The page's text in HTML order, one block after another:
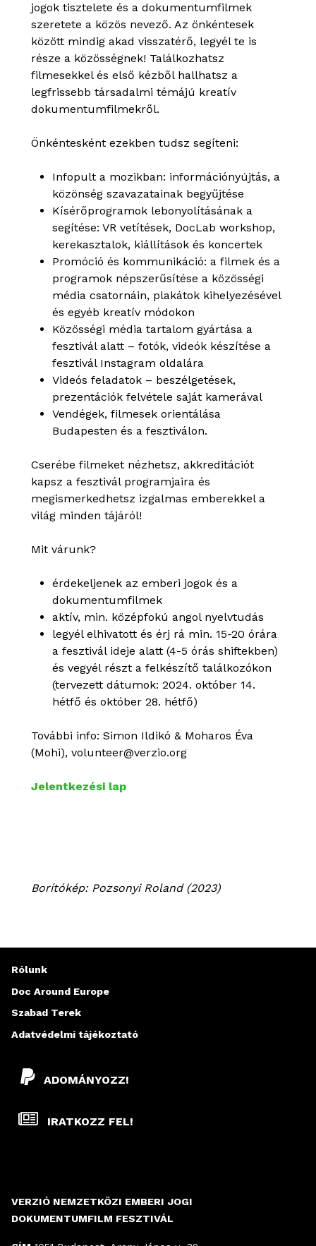
jogok tisztelete és a dokumentumfilmek
szeretete a közös nevező. Az önkéntesek
között mindig akad visszatérő, legyél te is
része a közösségnek! Találkozhatsz
filmesekkel és első kézből hallhatsz a
legfrissebb társadalmi témájú kreatív
dokumentumfilmekről.
Önkéntesként ezekben tudsz segíteni:
Infopult a mozikban: információnyújtás, a
közönség szavazatainak begyűjtése
Kísérőprogramok lebonyolításának a
segítése: VR vetítések, DocLab workshop,
kerekasztalok, kiállítások és koncertek
Promóció és kommunikáció: a filmek és a
programok népszerűsítése a közösségi
média csatornáin, plakátok kihelyezésével
és egyéb kreatív módokon
Közösségi média tartalom gyártása a
fesztivál alatt – fotók, videók készítése a
fesztivál Instagram oldalára
Videós feladatok – beszélgetések,
prezentációk felvétele saját kamerával
Vendégek, filmesek orientálása
Budapesten és a fesztiválon.
Cserébe filmeket nézhetsz, akkreditációt
kapsz a fesztivál programjaira és
megismerkedhetsz izgalmas emberekkel a
világ minden tájáról!
Mit várunk?
érdekeljenek az emberi jogok és a
dokumentumfilmek
aktív, min. középfokú angol nyelvtudás
legyél elhivatott és érj rá min. 15-20 órára
a fesztivál ideje alatt (4-5 órás shiftekben)
és vegyél részt a felkészítő találkozókon
(tervezett dátumok: 2024. október 14.
hétfő és október 28. hétfő)
További info: Simon Ildikó & Moharos Éva
(Mohi), volunteer@verzio.org
Jelentkezési lap
Borítókép: Pozsonyi Roland (2023)
VERZIÓ NEMZETKÖZI EMBERI JOGI
DOKUMENTUMFILM FESZTIVÁL
ADOMÁNYOZZ!
IRATKOZZ FEL!
Rólunk
Doc Around Europe
Szabad Terek
Adatvédelmi tájékoztató